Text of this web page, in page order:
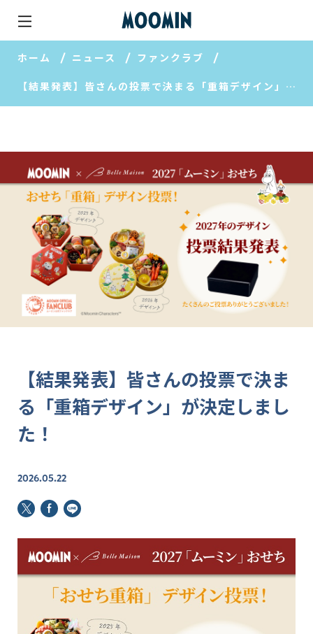
ホーム ニュース ファンクラブ
【結果発表】皆さんの投票で決まる「重箱デザイン」が決定しました！
【結果発表】皆さんの投票で決ま
る「重箱デザイン」が決定しまし
た！
2026.05.22